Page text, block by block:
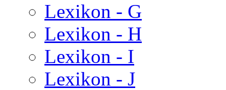
Lexikon - G
Lexikon - H
Lexikon - I
Lexikon - J